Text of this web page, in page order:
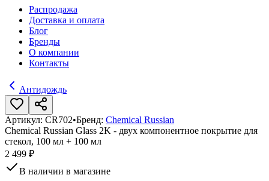
Распродажа
Доставка и оплата
Блог
Бренды
О компании
Контакты
Антидождь
Артикул: CR702•Бренд: Chemical Russian
Chemical Russian Glass 2K - двух компонентное покрытие для
стекол, 100 мл + 100 мл
2 499 ₽
В наличии в магазине